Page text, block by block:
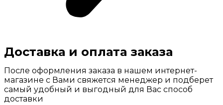
Доставка и оплата заказа
После оформления заказа в нашем интернет-
магазине с Вами свяжется менеджер и подберет
самый удобный и выгодный для Вас способ
доставки